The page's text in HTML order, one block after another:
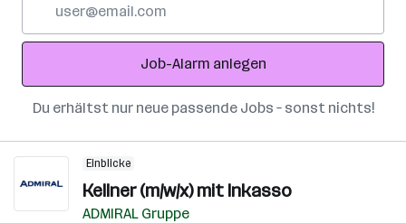
Adresse
Job-Alarm anlegen
Du erhältst nur neue passende Jobs – sonst nichts!
Einblicke
Kellner (m/w/x) mit Inkasso
ADMIRAL Gruppe